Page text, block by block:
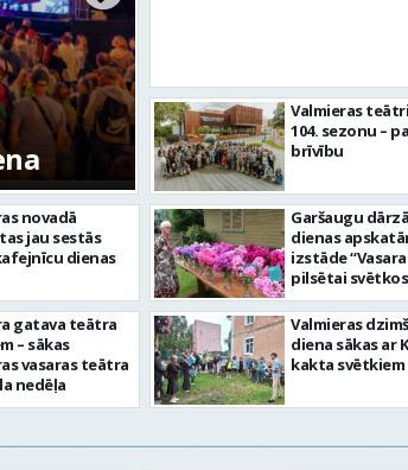
FOTO: Valmieras
novadā
jau sestās
dienas
gatava teātra
– sākas
vasaras teātra
nedēļa
Valmieras
104. sezonu –
brīvību
Garšaugu
dienas
izstāde
pilsētai
Valmieras
diena sākas ar
kakta svētkiem